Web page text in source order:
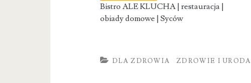
Bistro ALE KLUCHA | restauracja |
obiady domowe | Syców
DLA ZDROWIA ZDROWIE I URODA